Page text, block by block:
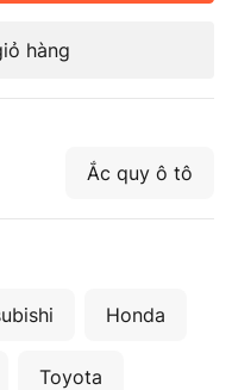
hàng
Ắc quy ô tô
Honda
Toyota